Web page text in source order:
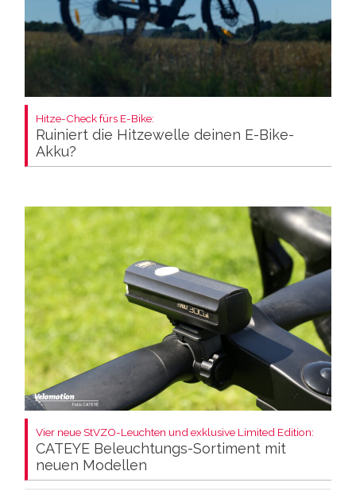
Hitze-Check fürs E-Bike:
Ruiniert die Hitzewelle deinen E-Bike-
Akku?
Vier neue StVZO-Leuchten und exklusive Limited Edition:
CATEYE Beleuchtungs-Sortiment mit
neuen Modellen